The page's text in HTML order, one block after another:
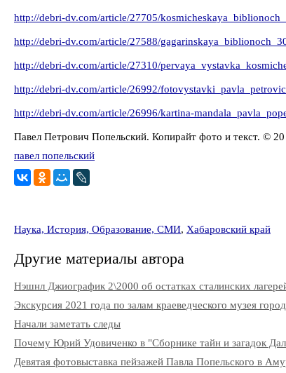
http://debri-dv.com/article/27705/
http://debri-dv.com/article/27588/
http://debri-dv.com/article/27310/
http://debri-dv.com/article/26992/
http://debri-dv.com/article/26996/kartina-
Павел Петрович Попельский. Копирайт фото и текст. ©
павел попельский
Наука, История, Образование, СМИ, Хабаровский край
Другие материалы автора
Нэшнл Джиографик 2\2000 об остатках сталинских
Экскурсия 2021 года по залам краеведческого музея
Начали заметать следы
Почему Юрий Удовиченко в "Сборнике тайн и загадок
Девятая фотовыставка пейзажей Павла Попельского в